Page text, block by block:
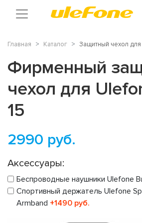
Главная Каталог Защитный чехол
Фирменный
чехол для
15
2990 руб.
Аксессуары:
Беспроводные наушники Ulefone
Спортивный держатель Ulefone
Armband +1490 руб.